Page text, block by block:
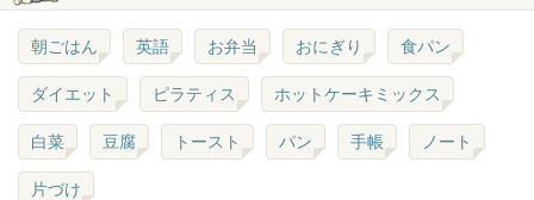
朝ごはん 英語 お弁当 おにぎり 食パン
ダイエット ピラティス ホットケーキミックス
白菜 豆腐 トースト パン 手帳 ノート
片づけ